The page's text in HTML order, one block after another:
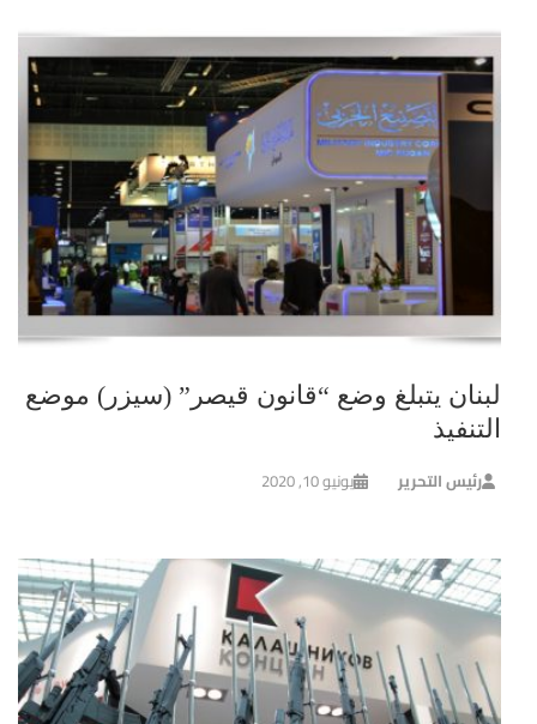
لبنان يتبلغ وضع “قانون قيصر” (سيزر) موضع
التنفيذ
رئيس التحرير يونيو 10, 2020